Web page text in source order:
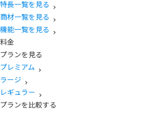
特長一覧を見る
商材一覧を見る
機能一覧を見る
料金
プランを見る
プレミアム
ラージ
レギュラー
プランを比較する